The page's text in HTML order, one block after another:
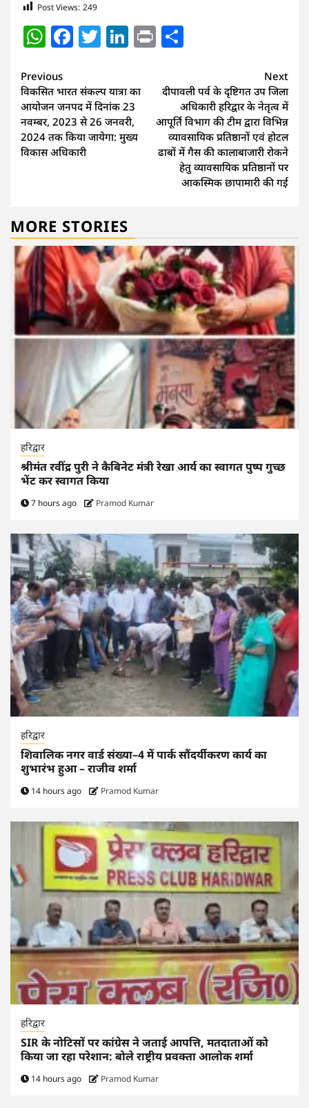
Post Views: 249
WhatsApp
Facebook
Twitter
LinkedIn
Print
Continue
Reading
Previous
विकसित भारत संकल्प यात्रा का
आयोजन जनपद में दिनांक 23
नवम्बर, 2023 से 26 जनवरी,
2024 तक किया जायेगा: मुख्य
विकास अधिकारी
Next
दीपावली पर्व के दृष्टिगत उप जिला
अधिकारी हरिद्वार के नेतृत्व में
आपूर्ति विभाग की टीम द्वारा विभिन्न
व्यावसायिक प्रतिष्ठानों एवं होटल
ढाबों में गैस की कालाबाजारी रोकने
हेतु व्यावसायिक प्रतिष्ठानों पर
आकस्मिक छापामारी की गई
MORE STORIES
हरिद्वार
श्रीमंत रवींद्र पुरी ने कैबिनेट मंत्री रेखा आर्य का स्वागत पुष्प गुच्छ
भेंट कर स्वागत किया
7 hours ago Pramod Kumar
हरिद्वार
शिवालिक नगर वार्ड संख्या–4 में पार्क सौंदर्यीकरण कार्य का
शुभारंभ हुआ – राजीव शर्मा
14 hours ago Pramod Kumar
हरिद्वार
SIR के नोटिसों पर कांग्रेस ने जताई आपत्ति, मतदाताओं को
किया जा रहा परेशान: बोले राष्ट्रीय प्रवक्ता आलोक शर्मा
14 hours ago Pramod Kumar